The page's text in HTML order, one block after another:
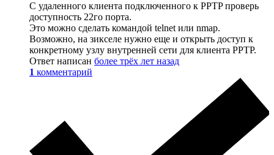
С удаленного клиента подключенного к PPTP проверь
доступность 22го порта.
Это можно сделать командой telnet или nmap.
Возможно, на зикселе нужно еще и открыть доступ к
конкретному узлу внутренней сети для клиента PPTP.
Ответ написан более трёх лет назад
1 комментарий